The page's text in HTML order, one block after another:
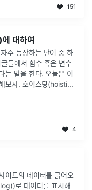
151
대하여
주 등장하는 단어 중 하
들에서 함수 혹은 변수
는 말을 한다. 오늘은 이
보자. 호이스팅(hoisti...
4
트의 데이터를 긁어오
로 데이터를 표시해